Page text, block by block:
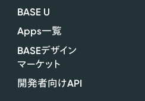
BASE U
Apps一覧
BASEデザイン
マーケット
開発者向けAPI